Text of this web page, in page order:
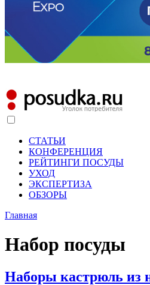
СТАТЬИ
КОНФЕРЕНЦИЯ
РЕЙТИНГИ ПОСУДЫ
УХОД
ЭКСПЕРТИЗА
ОБЗОРЫ
Главная
Набор посуды
Наборы кастрюль из